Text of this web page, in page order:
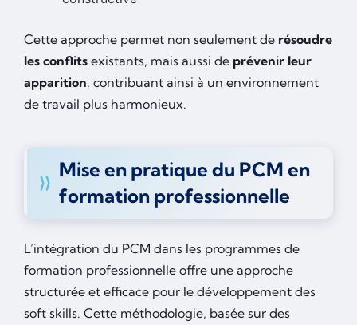
Cette approche permet non seulement de résoudre
les conflits existants, mais aussi de prévenir leur
apparition, contribuant ainsi à un environnement
de travail plus harmonieux.
Mise en pratique du PCM en
formation professionnelle
L’intégration du PCM dans les programmes de
formation professionnelle offre une approche
structurée et efficace pour le développement des
soft skills. Cette méthodologie, basée sur des